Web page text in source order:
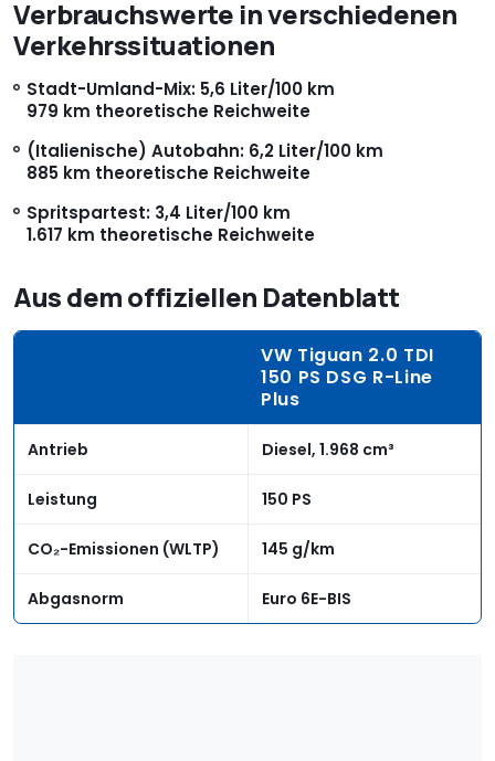
Verbrauchswerte in verschiedenen
Verkehrssituationen
Stadt-Umland-Mix: 5,6 Liter/100 km
979 km theoretische Reichweite
(Italienische) Autobahn: 6,2 Liter/100 km
885 km theoretische Reichweite
Spritspartest: 3,4 Liter/100 km
1.617 km theoretische Reichweite
Aus dem offiziellen Datenblatt
VW Tiguan 2.0 TDI
150 PS DSG R-Line
Plus
Antrieb Diesel, 1.968 cm³
Leistung 150 PS
CO₂-Emissionen (WLTP) 145 g/km
Abgasnorm Euro 6E-BIS